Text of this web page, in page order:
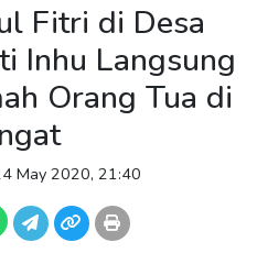
Fitri di Desa
Inhu Langsung
Orang Tua di
May 2020, 21:40